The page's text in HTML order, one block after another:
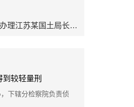
北京刑事律师张立文律师办理江苏某国土局长受贿罪再审减刑7年
较轻量刑
下辖分检察院负责侦